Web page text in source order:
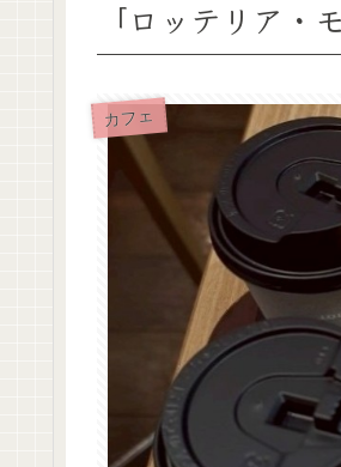
「ロッテリア
カフェ